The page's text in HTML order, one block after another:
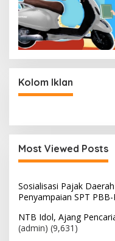
Kolom Iklan
Most Viewed Posts
Sosialisasi Pajak
Penyampaian SPT
NTB Idol, Ajang
(admin) (9,631)